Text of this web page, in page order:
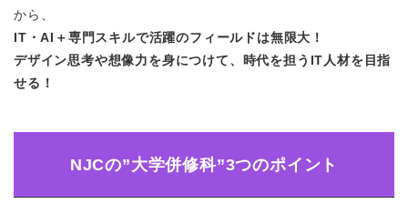
から、
IT・AI＋専門スキルで活躍のフィールドは無限大！
デザイン思考や想像力を身につけて、時代を担うIT人材を目指
せる！
NJCの”大学併修科”3つのポイント